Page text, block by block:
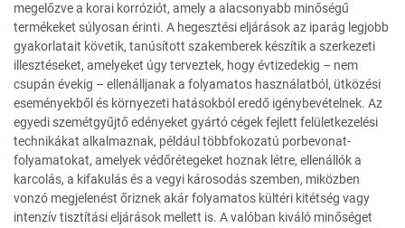
megelőzve a korai korróziót, amely a alacsonyabb minőségű
termékeket súlyosan érinti. A hegesztési eljárások az iparág legjobb
gyakorlatait követik, tanúsított szakemberek készítik a szerkezeti
illesztéseket, amelyeket úgy terveztek, hogy évtizedekig – nem
csupán évekig – ellenálljanak a folyamatos használatból, ütközési
eseményekből és környezeti hatásokból eredő igénybevételnek. Az
egyedi szemétgyűjtő edényeket gyártó cégek fejlett felületkezelési
technikákat alkalmaznak, például többfokozatú porbevonat-
folyamatokat, amelyek védőrétegeket hoznak létre, ellenállók a
karcolás, a kifakulás és a vegyi károsodás szemben, miközben
vonzó megjelenést őriznek akár folyamatos kültéri kitétség vagy
intenzív tisztítási eljárások mellett is. A valóban kiváló minőséget